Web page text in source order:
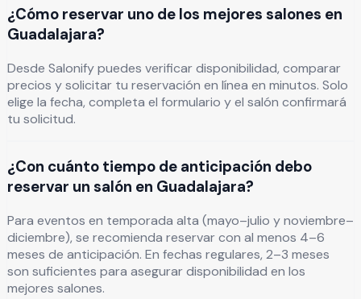
¿Cómo reservar uno de los mejores salones en
Guadalajara?
Desde Salonify puedes verificar disponibilidad, comparar
precios y solicitar tu reservación en línea en minutos. Solo
elige la fecha, completa el formulario y el salón confirmará
tu solicitud.
¿Con cuánto tiempo de anticipación debo
reservar un salón en Guadalajara?
Para eventos en temporada alta (mayo–julio y noviembre–
diciembre), se recomienda reservar con al menos 4–6
meses de anticipación. En fechas regulares, 2–3 meses
son suficientes para asegurar disponibilidad en los
mejores salones.